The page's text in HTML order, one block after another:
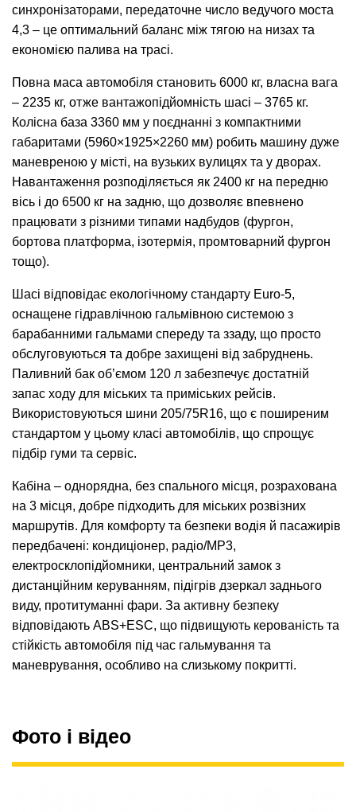
синхронізаторами, передаточне число ведучого моста
4,3 – це оптимальний баланс між тягою на низах та
економією палива на трасі.
Повна маса автомобіля становить 6000 кг, власна вага
– 2235 кг, отже вантажопідйомність шасі – 3765 кг.
Колісна база 3360 мм у поєднанні з компактними
габаритами (5960×1925×2260 мм) робить машину дуже
маневреною у місті, на вузьких вулицях та у дворах.
Навантаження розподіляється як 2400 кг на передню
вісь і до 6500 кг на задню, що дозволяє впевнено
працювати з різними типами надбудов (фургон,
бортова платформа, ізотермія, промтоварний фургон
тощо).
Шасі відповідає екологічному стандарту Euro-5,
оснащене гідравлічною гальмівною системою з
барабанними гальмами спереду та ззаду, що просто
обслуговуються та добре захищені від забруднень.
Паливний бак об’ємом 120 л забезпечує достатній
запас ходу для міських та приміських рейсів.
Використовуються шини 205/75R16, що є поширеним
стандартом у цьому класі автомобілів, що спрощує
підбір гуми та сервіс.
Кабіна – однорядна, без спального місця, розрахована
на 3 місця, добре підходить для міських розвізних
маршрутів. Для комфорту та безпеки водія й пасажирів
передбачені: кондиціонер, радіо/MP3,
електросклопідйомники, центральний замок з
дистанційним керуванням, підігрів дзеркал заднього
виду, протитуманні фари. За активну безпеку
відповідають ABS+ESC, що підвищують керованість та
стійкість автомобіля під час гальмування та
маневрування, особливо на слизькому покритті.
Фото і відео